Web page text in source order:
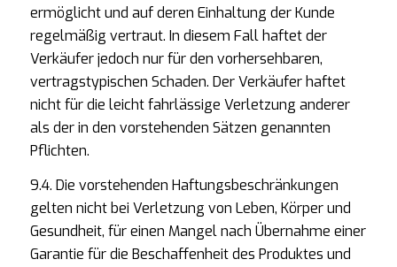
ermöglicht und auf deren Einhaltung der Kunde
regelmäßig vertraut. In diesem Fall haftet der
Verkäufer jedoch nur für den vorhersehbaren,
vertragstypischen Schaden. Der Verkäufer haftet
nicht für die leicht fahrlässige Verletzung anderer
als der in den vorstehenden Sätzen genannten
Pflichten.
9.4. Die vorstehenden Haftungsbeschränkungen
gelten nicht bei Verletzung von Leben, Körper und
Gesundheit, für einen Mangel nach Übernahme einer
Garantie für die Beschaffenheit des Produktes und